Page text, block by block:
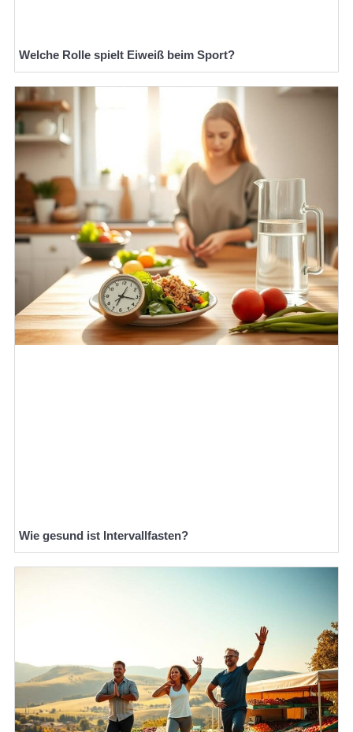
Welche Rolle spielt Eiweiß beim Sport?
Wie gesund ist Intervallfasten?